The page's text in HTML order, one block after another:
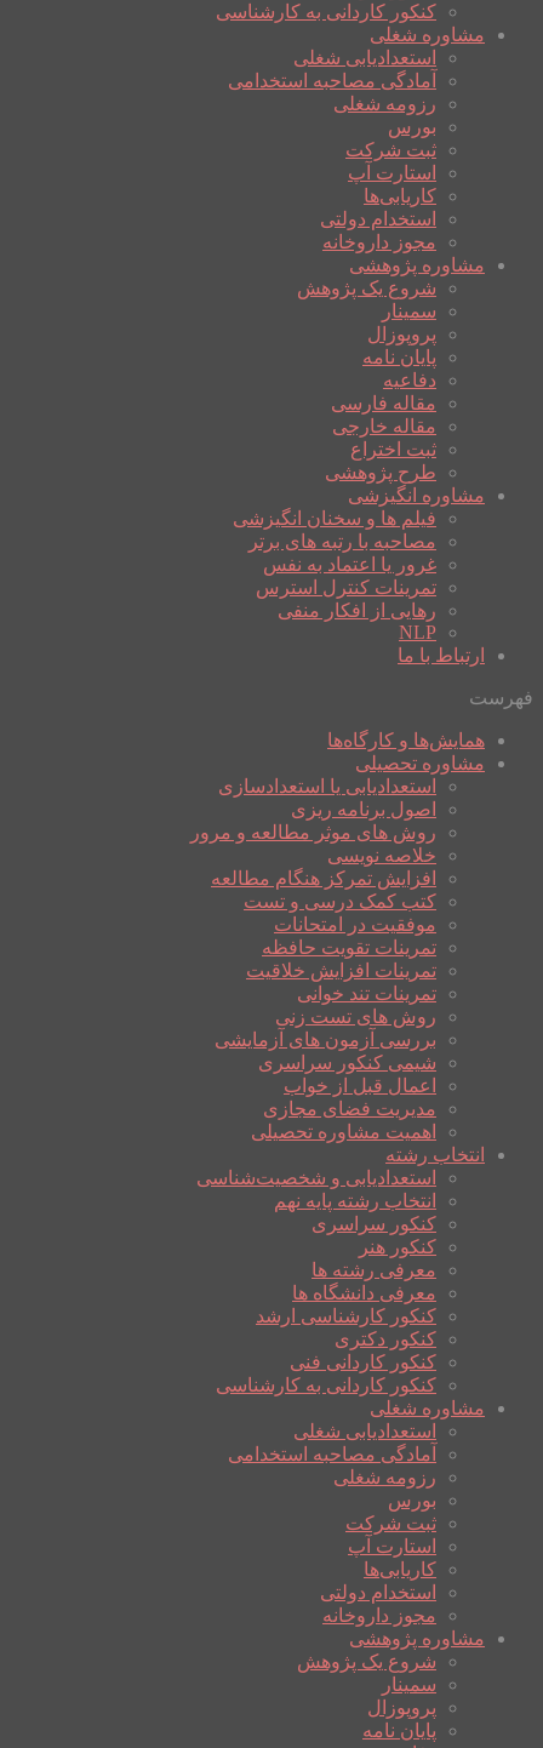
کنکور کاردانی به کارشناسی
مشاوره شغلی
استعدادیابی شغلی
آمادگی مصاحبه استخدامی
رزومه شغلی
بورس
ثبت شرکت
استارت آپ
کاریابی‌ها
استخدام دولتی
مجوز داروخانه
مشاوره پژوهشی
شروع یک پژوهش
سمینار
پروپوزال
پایان نامه
دفاعیه
مقاله فارسی
مقاله خارجی
ثبت اختراع
طرح پژوهشی
مشاوره انگیزشی
فیلم ها و سخنان انگیزشی
مصاحبه با رتبه های برتر
غرور یا اعتماد به نفس
تمرینات کنترل استرس
رهایی از افکار منفی
NLP
ارتباط با ما
فهرست
همایش‌ها و کارگاه‌ها
مشاوره تحصیلی
استعدادیابی یا استعدادسازی
اصول برنامه ریزی
روش های موثر مطالعه و مرور
خلاصه نویسی
افزایش تمرکز هنگام مطالعه
کتب کمک درسی و تست
موفقیت در امتحانات
تمرینات تقویت حافظه
تمرینات افزایش خلاقیت
تمرینات تند خوانی
روش های تست زنی
بررسی آزمون های آزمایشی
شیمی کنکور سراسری
اعمال قبل از خواب
مدیریت فضای مجازی
اهمیت مشاوره تحصیلی
انتخاب رشته
استعدادیابی و شخصیت‌شناسی
انتخاب رشته پایه نهم
کنکور سراسری
کنکور هنر
معرفی رشته ها
معرفی دانشگاه ها
کنکور کارشناسی ارشد
کنکور دکتری
کنکور کاردانی فنی
کنکور کاردانی به کارشناسی
مشاوره شغلی
استعدادیابی شغلی
آمادگی مصاحبه استخدامی
رزومه شغلی
بورس
ثبت شرکت
استارت آپ
کاریابی‌ها
استخدام دولتی
مجوز داروخانه
مشاوره پژوهشی
شروع یک پژوهش
سمینار
پروپوزال
پایان نامه